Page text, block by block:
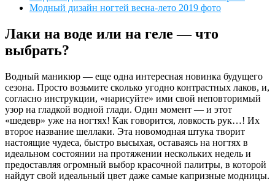
Модный дизайн ногтей весна-лето 2019 фото
Лаки на воде или на геле — что
выбрать?
Водный маникюр — еще одна интересная новинка будущего
сезона. Просто возьмите сколько угодно контрастных лаков, и,
согласно инструкции, «нарисуйте» ими свой неповторимый
узор на гладкой водной глади. Один момент — и этот
«шедевр» уже на ногтях! Как говорится, ловкость рук…! Их
второе название шеллаки. Эта новомодная штука творит
настоящие чудеса, быстро высыхая, оставаясь на ногтях в
идеальном состоянии на протяжении нескольких недель и
предоставляя огромный выбор красочной палитры, в которой
найдут свой идеальный цвет даже самые капризные модницы.